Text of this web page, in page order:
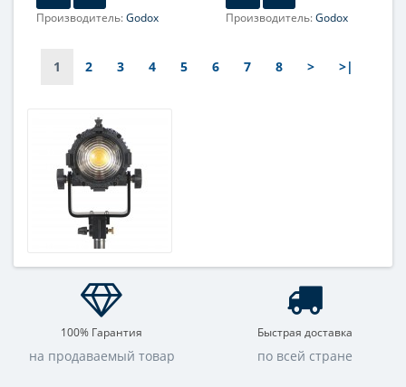
Производитель:Godox Производитель:Godox
1 2 3 4 5 6 7 8 > >|
100% Гарантия
на продаваемый товар
Быстрая доставка
по всей стране